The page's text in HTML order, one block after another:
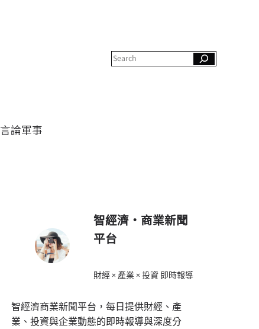
c
言論軍事
智經濟・商業新聞
平台
財經 × 產業 × 投資 即時報導
智經濟商業新聞平台，每日提供財經、產
業、投資與企業動態的即時報導與深度分